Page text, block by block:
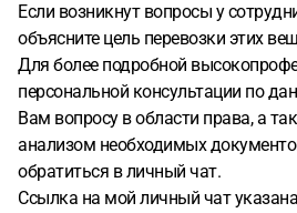
Если возникнут вопросы у
объясните цель перевозки этих
Для более подробной
персональной консультации по
Вам вопросу в области права, а
анализом необходимых
обратиться в личный чат.
Ссылка на мой личный чат